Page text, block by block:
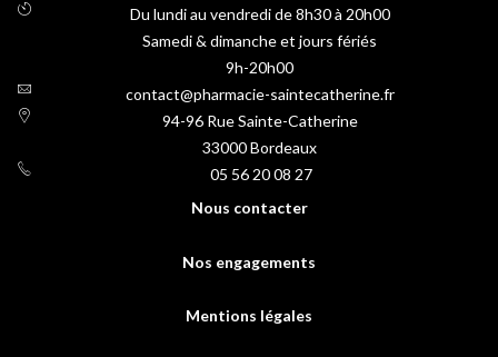
Du lundi au vendredi de 8h30 à 20h00
Samedi & dimanche et jours fériés
9h-20h00
contact@pharmacie-saintecatherine.fr
94-96 Rue Sainte-Catherine
33000Bordeaux
05 56 20 08 27
Nous contacter
Nos engagements
Mentions légales